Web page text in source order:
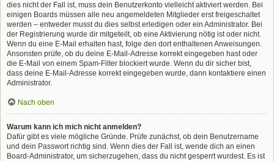
dies nicht der Fall ist, muss dein Benutzerkonto vielleicht aktiviert werden. Bei
einigen Boards müssen alle neu angemeldeten Mitglieder erst freigeschaltet
werden – entweder musst du dies selbst erledigen oder ein Administrator. Bei
der Registrierung wurde dir mitgeteilt, ob eine Aktivierung nötig ist oder nicht.
Wenn du eine E-Mail erhalten hast, folge den dort enthaltenen Anweisungen.
Ansonsten prüfe, ob du deine E-Mail-Adresse korrekt eingegeben hast oder
die E-Mail von einem Spam-Filter blockiert wurde. Wenn du dir sicher bist,
dass deine E-Mail-Adresse korrekt eingegeben wurde, dann kontaktiere einen
Administrator.
Nach oben
Warum kann ich mich nicht anmelden?
Dafür gibt es viele mögliche Gründe. Prüfe zunächst, ob dein Benutzername
und dein Passwort richtig sind. Wenn dies der Fall ist, wende dich an einen
Board-Administrator, um sicherzugehen, dass du nicht gesperrt wurdest. Es ist